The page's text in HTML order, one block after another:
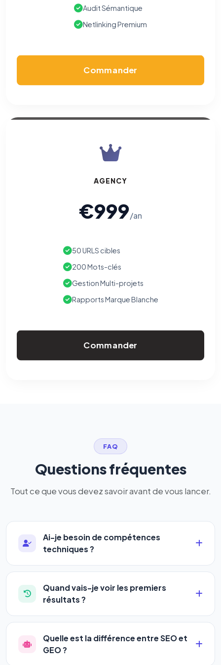
Audit Sémantique
Netlinking Premium
Commander
AGENCY
€999/an
50 URLS cibles
200 Mots-clés
Gestion Multi-projets
Rapports Marque Blanche
Commander
FAQ
Questions fréquentes
Tout ce que vous devez savoir avant de vous lancer.
Ai-je besoin de compétences
techniques ?
Absolument pas. Notre logiciel a été conçu pour
être accessible àtous les profils: artisans,
commerçants, auto-entrepreneurs, PME ou
complexe — vous renseignez l'adresse de votre
site, décrivez votre activité, et le logiciel gère tout
en automatique 24h/24.
Quand vais-je voir les premiers
résultats ?
La plupart de nos utilisateurs observent une
amélioration de leur positionnement en4 à 6
semaines. Le référencement est un marathon, pas
Quelle est la différence entre SEO et
GEO ?